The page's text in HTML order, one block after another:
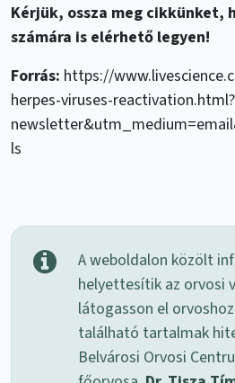
Kérjük, ossza meg cikkünket,
számára is elérhető legyen!
Forrás: https://
herpes-viruses-
ls
A weboldalon közölt
helyettesítik az orvosi
látogasson el
található tartalmak
Belvárosi Orvosi